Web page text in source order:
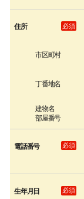
住所 必須
市区町村
丁番地名
建物名
部屋番号
電話番号 必須
生年月日 必須